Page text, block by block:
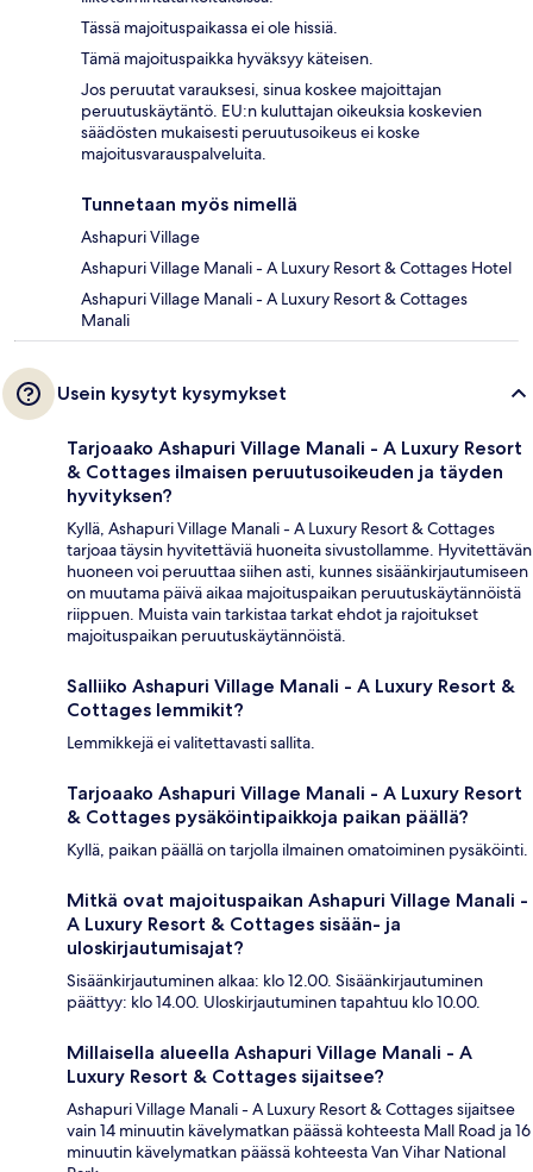
Tässä majoituspaikassa ei ole hissiä.
Tämä majoituspaikka hyväksyy käteisen.
Jos peruutat varauksesi, sinua koskee majoittajan
peruutuskäytäntö. EU:n kuluttajan oikeuksia koskevien
säädösten mukaisesti peruutusoikeus ei koske
majoitusvarauspalveluita.
Tunnetaan myös nimellä
Ashapuri Village
Ashapuri Village Manali - A Luxury Resort & Cottages Hotel
Ashapuri Village Manali - A Luxury Resort & Cottages
Manali
Usein kysytyt kysymykset
Tarjoaako Ashapuri Village Manali - A Luxury Resort
& Cottages ilmaisen peruutusoikeuden ja täyden
hyvityksen?
Kyllä, Ashapuri Village Manali - A Luxury Resort & Cottages
tarjoaa täysin hyvitettäviä huoneita sivustollamme. Hyvitettävän
huoneen voi peruuttaa siihen asti, kunnes sisäänkirjautumiseen
on muutama päivä aikaa majoituspaikan peruutuskäytännöistä
riippuen. Muista vain tarkistaa tarkat ehdot ja rajoitukset
majoituspaikan peruutuskäytännöistä.
Salliiko Ashapuri Village Manali - A Luxury Resort &
Cottages lemmikit?
Lemmikkejä ei valitettavasti sallita.
Tarjoaako Ashapuri Village Manali - A Luxury Resort
& Cottages pysäköintipaikkoja paikan päällä?
Kyllä, paikan päällä on tarjolla ilmainen omatoiminen pysäköinti.
Mitkä ovat majoituspaikan Ashapuri Village Manali -
A Luxury Resort & Cottages sisään- ja
uloskirjautumisajat?
Sisäänkirjautuminen alkaa: klo 12.00. Sisäänkirjautuminen
päättyy: klo 14.00. Uloskirjautuminen tapahtuu klo 10.00.
Millaisella alueella Ashapuri Village Manali - A
Luxury Resort & Cottages sijaitsee?
Ashapuri Village Manali - A Luxury Resort & Cottages sijaitsee
vain 14 minuutin kävelymatkan päässä kohteesta Mall Road ja 16
minuutin kävelymatkan päässä kohteesta Van Vihar National